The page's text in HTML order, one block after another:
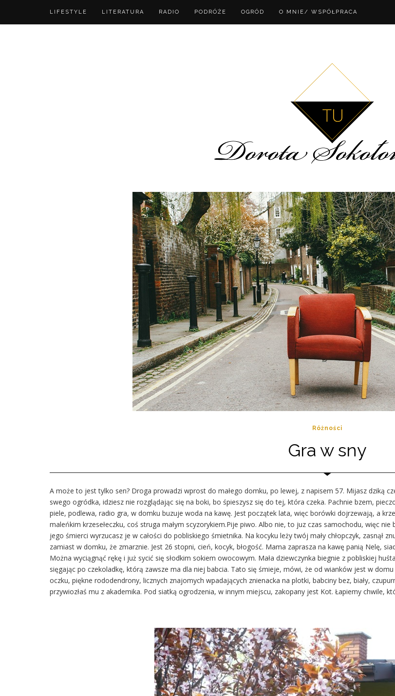
LIFESTYLE LITERATURA RADIO PODRÓŻE OGRÓD O MNIE/ WSPÓŁPRACA
Różności
Gra w sny
A może to jest tylko sen? Droga prowadzi wprost do małego domku, po lewej, z napisem 57. Mijasz dziką
swego ogródka, idziesz nie rozglądając się na boki, bo śpieszysz się do tej, która czeka. Pachnie bzem,
piele, podlewa, radio gra, w domku buzuje woda na kawę. Jest początek lata, więc borówki dojrzewają, a
maleńkim krzesełeczku, coś struga małym scyzorykiem.Pije piwo. Albo nie, to juz czas samochodu, więc
jego śmierci wyrzucasz je w całości do pobliskiego śmietnika. Na kocyku leży twój mały chłopczyk, zasnął
zamiast w domku, że zmarznie. Jest 26 stopni, cień, kocyk, błogość. Mama zaprasza na kawę panią Nelę,
Można wyciągnąć rękę i już sycić się słodkim sokiem owocowym. Mała dziewczynka biegnie z pobliskiej
sięgając po czekoladkę, którą zawsze ma dla niej babcia. Tato się śmieje, mówi, że od wianków jest w
oczku, piękne rododendrony, licznych znajomych wpadających znienacka na plotki, babciny bez, biały,
przywiozłaś mu z akademika. Pod siatką ogrodzenia, w innym miejscu, zakopany jest Kot. Łapiemy chwile,